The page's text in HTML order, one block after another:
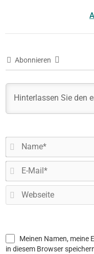
Abonnieren
Meinen Namen, meine
in diesem Browser